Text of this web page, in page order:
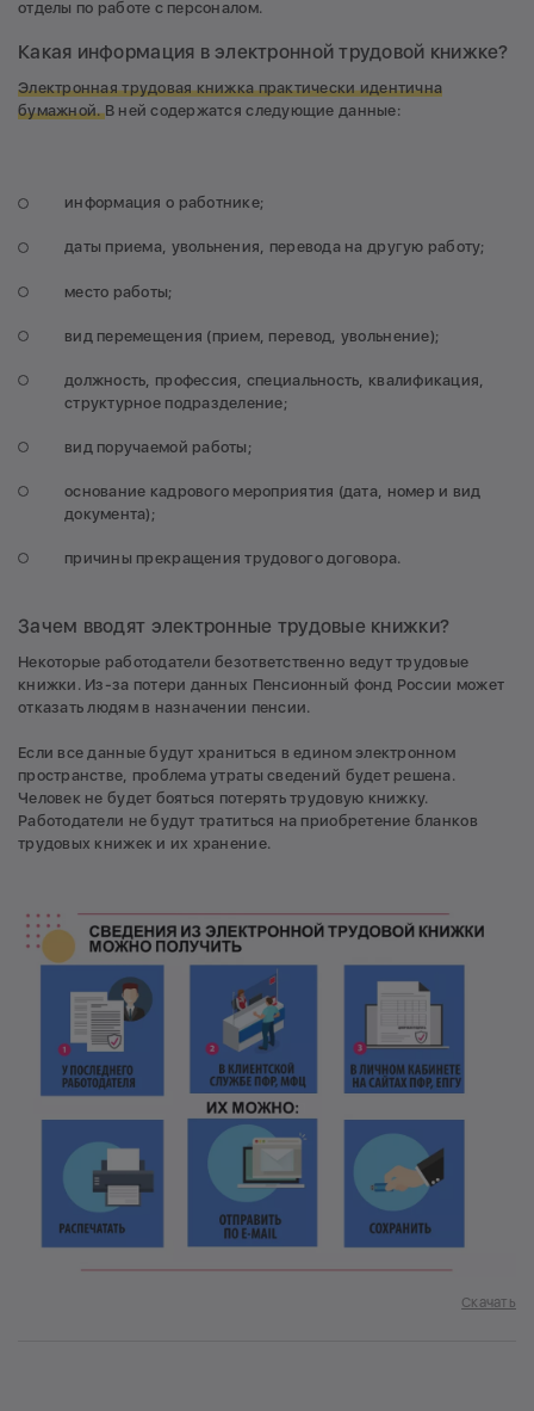
отделы по работе с персоналом.
Какая информация в электронной трудовой книжке?
Электронная трудовая книжка практически идентична
бумажной.В ней содержатся следующие данные:
информация о работнике;
даты приема, увольнения, перевода на другую работу;
место работы;
вид перемещения (прием, перевод, увольнение);
должность, профессия, специальность, квалификация,
структурное подразделение;
вид поручаемой работы;
основание кадрового мероприятия (дата, номер и вид
документа);
причины прекращения трудового договора.
Зачем вводят электронные трудовые книжки?
Некоторые работодатели безответственно ведут трудовые
книжки. Из-за потери данных Пенсионный фонд России может
отказать людям в назначении пенсии.
Если все данные будут храниться в едином электронном
пространстве, проблема утраты сведений будет решена.
Человек не будет бояться потерять трудовую книжку.
Работодатели не будут тратиться на приобретение бланков
трудовых книжек и их хранение.
Скачать